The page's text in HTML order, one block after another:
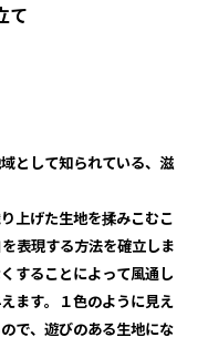
て
として知られている、滋
上げた生地を揉みこむこ
表現する方法を確立しま
することによって風通し
ます。１色のように見え
で、遊びのある生地にな